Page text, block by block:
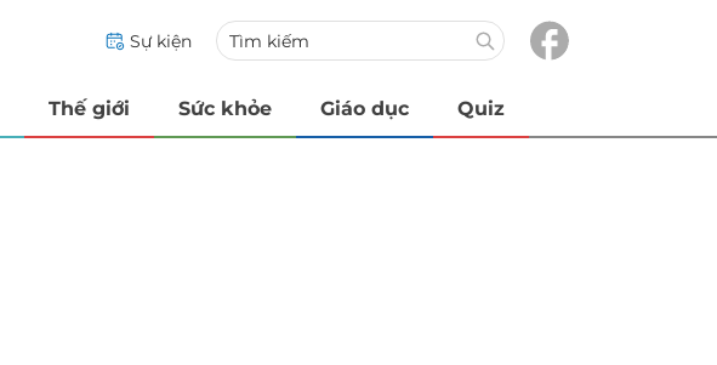
Sự kiện
Thế giới Sức khỏe Giáo dục Quiz